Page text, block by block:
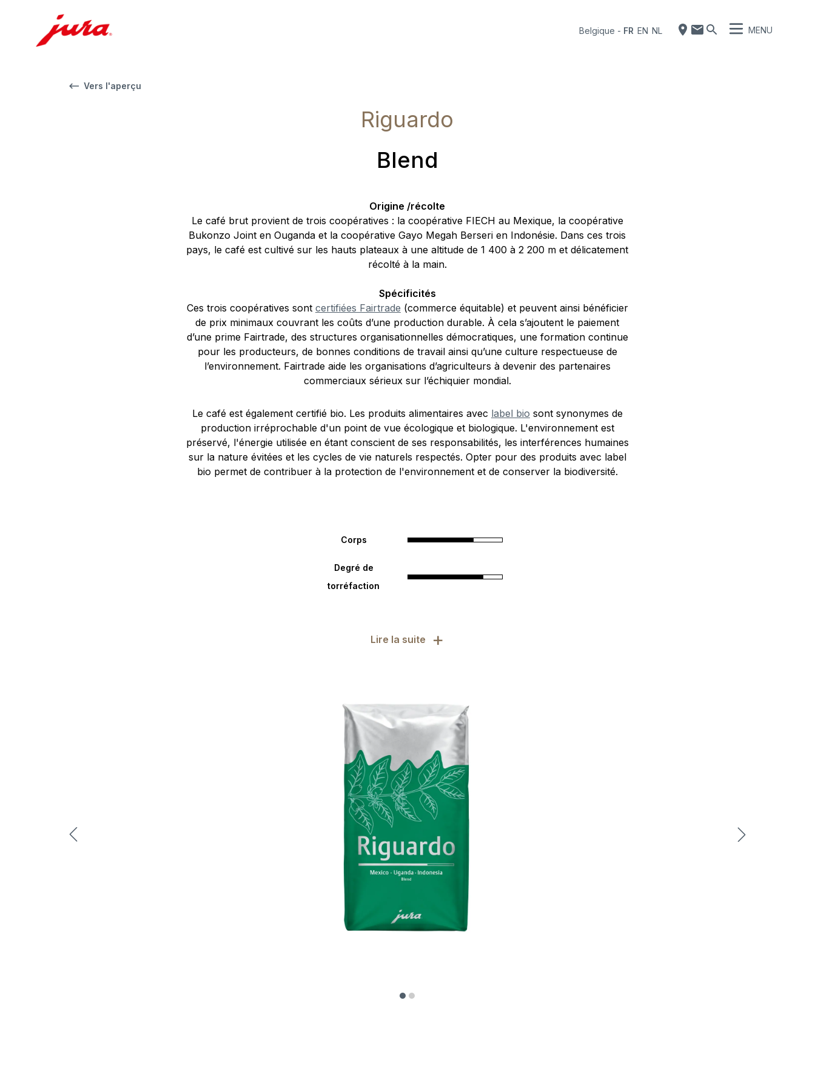
Belgique - FR EN NL MENU
Vers l'aperçu
Riguardo
Blend
Origine /récolte
Le café brut provient de trois coopératives : la coopérative FIECH au Mexique, la coopérative
Bukonzo Joint en Ouganda et la coopérative Gayo Megah Berseri en Indonésie. Dans ces trois
pays, le café est cultivé sur les hauts plateaux à une altitude de 1 400 à 2 200 m et délicatement
récolté à la main.
Spécificités
Ces trois coopératives sont certifiées Fairtrade (commerce équitable) et peuvent ainsi bénéficier
de prix minimaux couvrant les coûts d’une production durable. À cela s’ajoutent le paiement
d’une prime Fairtrade, des structures organisationnelles démocratiques, une formation continue
pour les producteurs, de bonnes conditions de travail ainsi qu’une culture respectueuse de
l’environnement. Fairtrade aide les organisations d’agriculteurs à devenir des partenaires
commerciaux sérieux sur l’échiquier mondial.
Le café est également certifié bio. Les produits alimentaires avec label bio sont synonymes de
production irréprochable d'un point de vue écologique et biologique. L'environnement est
préservé, l'énergie utilisée en étant conscient de ses responsabilités, les interférences humaines
sur la nature évitées et les cycles de vie naturels respectés. Opter pour des produits avec label
bio permet de contribuer à la protection de l'environnement et de conserver la biodiversité.
Corps
Degré de
torréfaction
Lire la suite +